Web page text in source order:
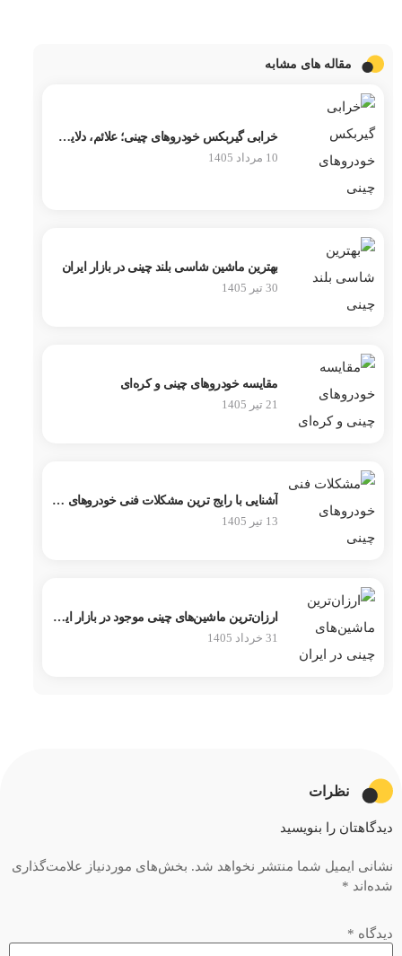
مقاله های مشابه
خرابی گیربکس خودروهای چینی؛ علائم، دلایل و روش عیب‌یابی
10 مرداد 1405
بهترین ماشین شاسی بلند چینی در بازار ایران
30 تیر 1405
مقایسه خودروهای چینی و کره‌ای
21 تیر 1405
آشنایی با رایج ترین مشکلات فنی خودروهای چینی
13 تیر 1405
ارزان‌ترین ماشین‌های چینی موجود در بازار ایران
31 خرداد 1405
نظرات
دیدگاهتان را بنویسید
نشانی ایمیل شما منتشر نخواهد شد. بخش‌های موردنیاز علامت‌گذاری
شده‌اند *
دیدگاه *